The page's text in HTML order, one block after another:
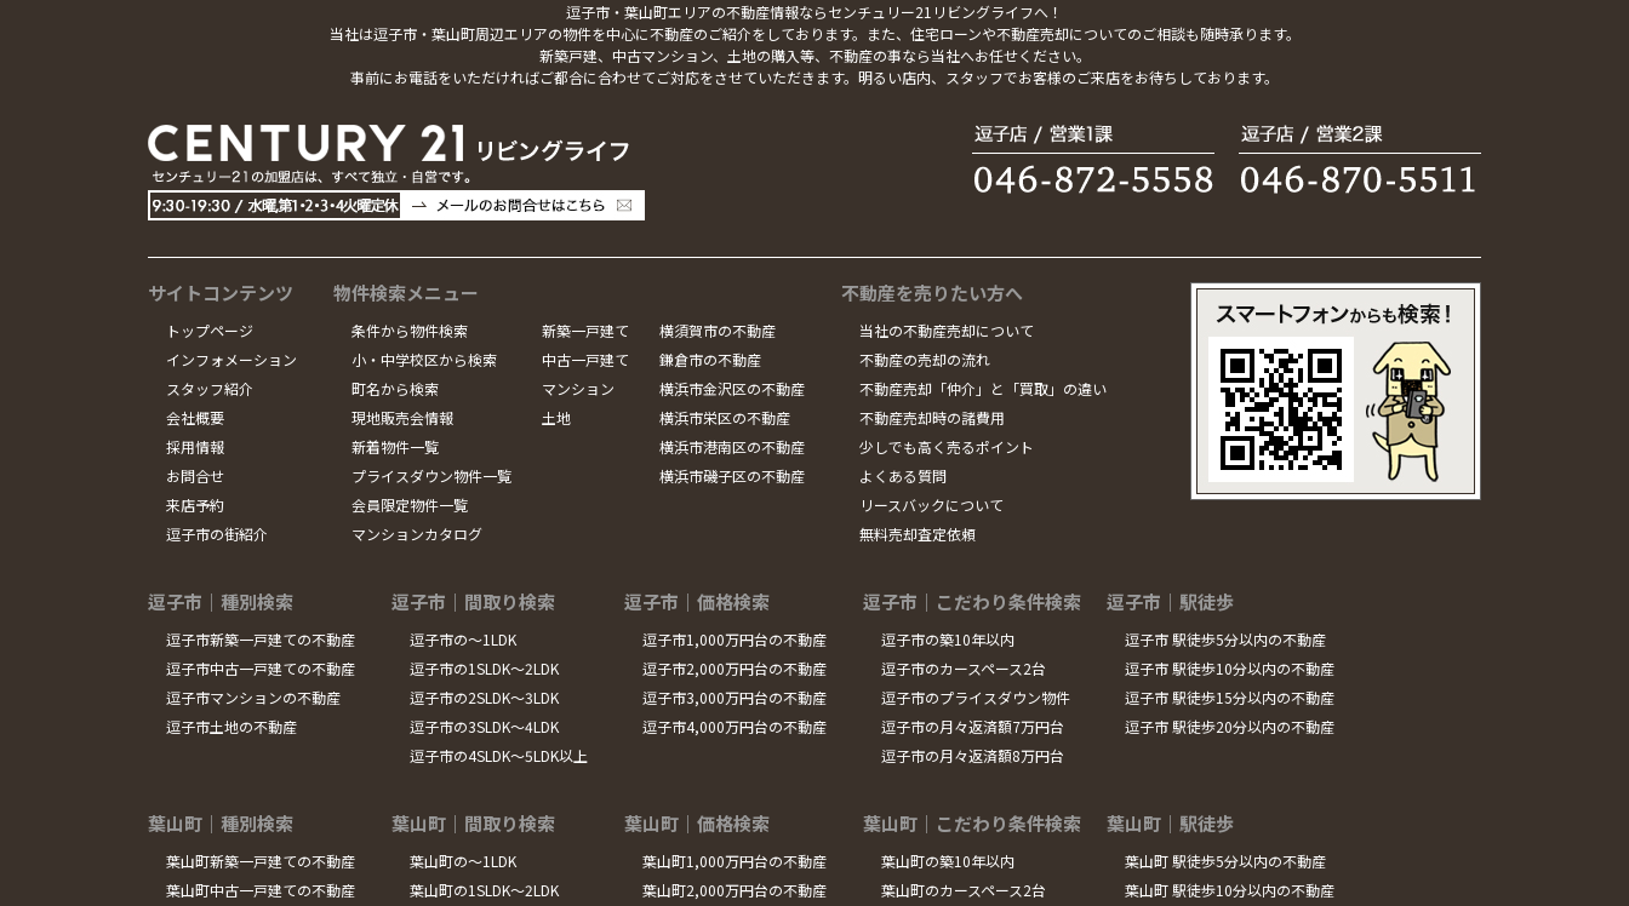
逗子市・葉山町エリアの不動産情報ならセンチュリー21リビングライフへ！
当社は逗子市・葉山町周辺エリアの物件を中心に不動産のご紹介をしております。また、住宅ローンや不動産売却についてのご相談も随時承ります。
新築戸建、中古マンション、土地の購入等、不動産の事なら当社へお任せください。
事前にお電話をいただければご都合に合わせてご対応をさせていただきます。明るい店内、スタッフでお客様のご来店をお待ちしております。
サイトコンテンツ
トップページ
インフォメーション
スタッフ紹介
会社概要
採用情報
お問合せ
来店予約
逗子市の街紹介
物件検索メニュー
条件から物件検索
小・中学校区から検索
町名から検索
現地販売会情報
新着物件一覧
プライスダウン物件一覧
会員限定物件一覧
マンションカタログ
新築一戸建て
中古一戸建て
マンション
土地
横須賀市の不動産
鎌倉市の不動産
横浜市金沢区の不動産
横浜市栄区の不動産
横浜市港南区の不動産
横浜市磯子区の不動産
不動産を売りたい方へ
当社の不動産売却について
不動産の売却の流れ
不動産売却「仲介」と「買取」の違い
不動産売却時の諸費用
少しでも高く売るポイント
よくある質問
リースバックについて
無料売却査定依頼
逗子市｜種別検索
逗子市新築一戸建ての不動産
逗子市中古一戸建ての不動産
逗子市マンションの不動産
逗子市土地の不動産
逗子市｜間取り検索
逗子市の～1LDK
逗子市の1SLDK～2LDK
逗子市の2SLDK～3LDK
逗子市の3SLDK～4LDK
逗子市の4SLDK～5LDK以上
逗子市｜価格検索
逗子市1,000万円台の不動産
逗子市2,000万円台の不動産
逗子市3,000万円台の不動産
逗子市4,000万円台の不動産
逗子市｜こだわり条件検索
逗子市の築10年以内
逗子市のカースペース2台
逗子市のプライスダウン物件
逗子市の月々返済額7万円台
逗子市の月々返済額8万円台
逗子市｜駅徒歩
逗子市 駅徒歩5分以内の不動産
逗子市 駅徒歩10分以内の不動産
逗子市 駅徒歩15分以内の不動産
逗子市 駅徒歩20分以内の不動産
葉山町｜種別検索
葉山町新築一戸建ての不動産
葉山町中古一戸建ての不動産
葉山町｜間取り検索
葉山町の～1LDK
葉山町の1SLDK～2LDK
葉山町｜価格検索
葉山町1,000万円台の不動産
葉山町2,000万円台の不動産
葉山町｜こだわり条件検索
葉山町の築10年以内
葉山町のカースペース2台
葉山町｜駅徒歩
葉山町 駅徒歩5分以内の不動産
葉山町 駅徒歩10分以内の不動産